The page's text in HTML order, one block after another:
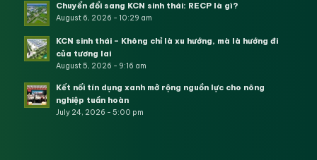
Chuyển đổi sang KCN sinh thái: RECP là gì?
August 6, 2026 - 10:29 am
KCN sinh thái – Không chỉ là xu hướng, mà là hướng đi
của tương lai
August 5, 2026 - 9:16 am
Kết nối tín dụng xanh mở rộng nguồn lực cho nông
nghiệp tuần hoàn
July 24, 2026 - 5:00 pm